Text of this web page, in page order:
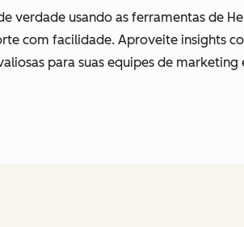
usando as ferramentas de
com facilidade. Aproveite insights
para suas equipes de marketing